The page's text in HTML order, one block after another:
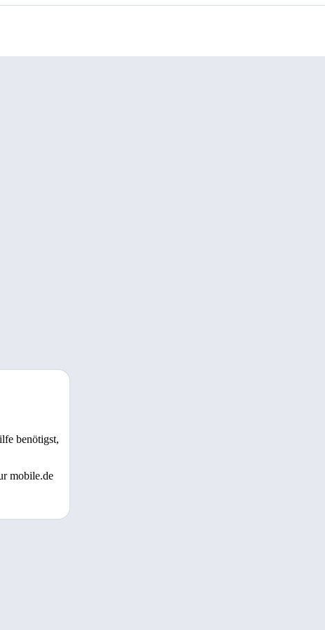
benötigst,
mobile.de